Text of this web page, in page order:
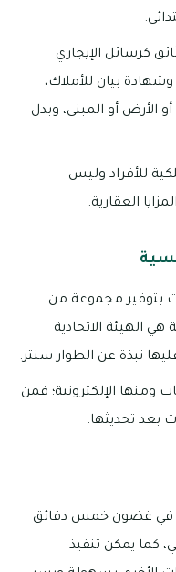
كرسائل الإيجاري
بيان للأملاك،
الأرض أو المبنى، وبدل
للأفراد وليس
العقارية.
بتوفير مجموعة من
هي الهيئة الاتحادية
نبذة عن الطوار سنتر.
الإلكترونية؛ فمن
بعد تحديثها.
في غضون خمس دقائق
كما يمكن تنفيذ